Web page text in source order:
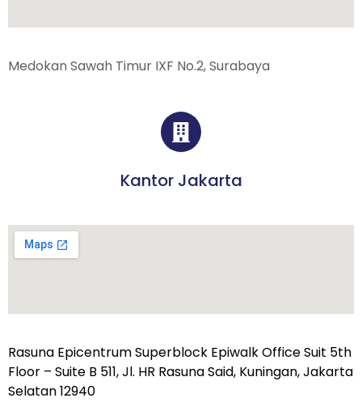
Medokan Sawah Timur IXF No.2, Surabaya
Kantor Jakarta
Rasuna Epicentrum Superblock Epiwalk Office Suit 5th
Floor – Suite B 511, Jl. HR Rasuna Said, Kuningan, Jakarta
Selatan 12940